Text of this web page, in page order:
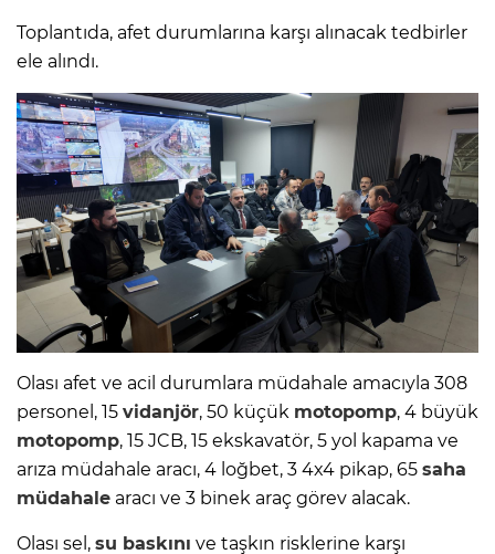
Toplantıda, afet durumlarına karşı alınacak tedbirler
ele alındı.
Olası afet ve acil durumlara müdahale amacıyla 308
personel, 15 vidanjör, 50 küçük motopomp, 4 büyük
motopomp, 15 JCB, 15 ekskavatör, 5 yol kapama ve
arıza müdahale aracı, 4 loğbet, 3 4x4 pikap, 65 saha
müdahale aracı ve 3 binek araç görev alacak.
Olası sel, su baskını ve taşkın risklerine karşı